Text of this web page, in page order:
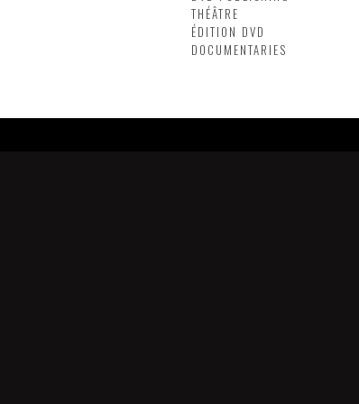
THÉÂTRE
ÉDITION DVD
DOCUMENTARIES